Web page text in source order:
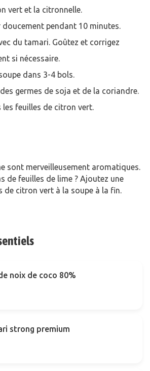
vert et la citronnelle.
doucement pendant 10 minutes.
du tamari. Goûtez et corrigez
si nécessaire.
dans 3-4 bols.
germes de soja et de la coriandre.
les feuilles de citron vert.
sont merveilleusement aromatiques.
de feuilles de lime ? Ajoutez une
de citron vert à la soupe à la fin.
noix de coco 80%
strong premium